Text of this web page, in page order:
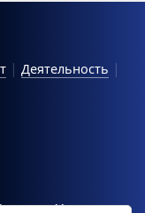
Деятельность
11